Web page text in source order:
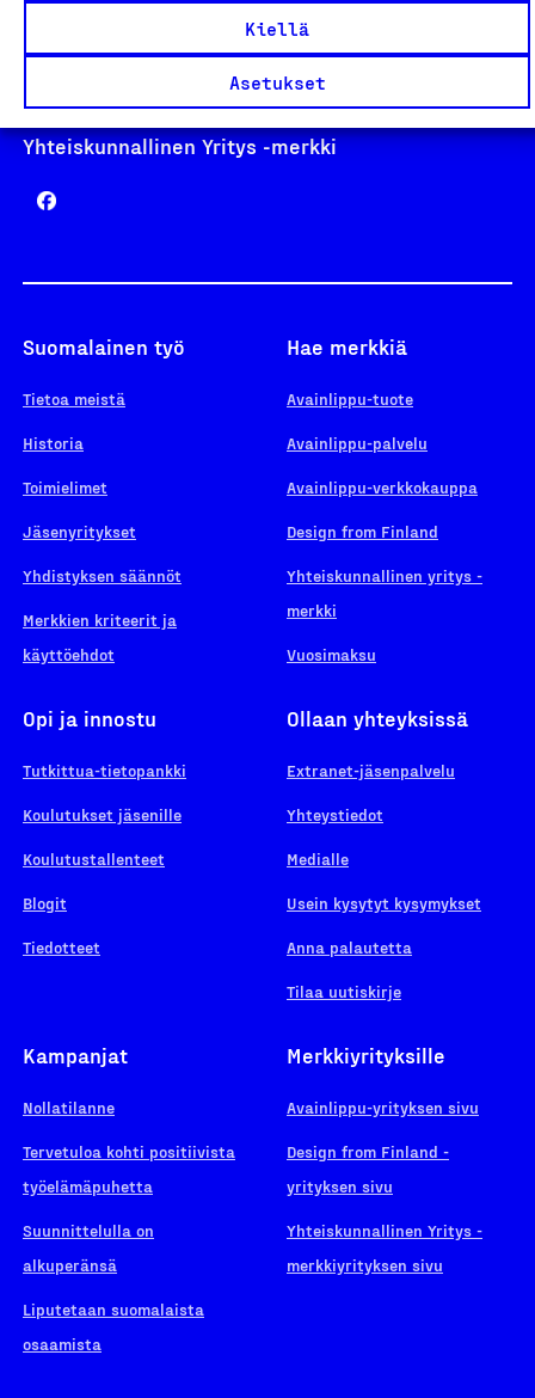
Kiellä
Asetukset
Yhteiskunnallinen Yritys -merkki
Suomalainen työ
Tietoa meistä
Historia
Toimielimet
Jäsenyritykset
Yhdistyksen säännöt
Merkkien kriteerit ja
käyttöehdot
Hae merkkiä
Avainlippu-tuote
Avainlippu-palvelu
Avainlippu-verkkokauppa
Design from Finland
Yhteiskunnallinen yritys -
merkki
Vuosimaksu
Opi ja innostu
Tutkittua-tietopankki
Koulutukset jäsenille
Koulutustallenteet
Blogit
Tiedotteet
Ollaan yhteyksissä
Extranet-jäsenpalvelu
Yhteystiedot
Medialle
Usein kysytyt kysymykset
Anna palautetta
Tilaa uutiskirje
Kampanjat
Nollatilanne
Tervetuloa kohti positiivista
työelämäpuhetta
Suunnittelulla on
alkuperänsä
Liputetaan suomalaista
osaamista
Merkkiyrityksille
Avainlippu-yrityksen sivu
Design from Finland -
yrityksen sivu
Yhteiskunnallinen Yritys -
merkkiyrityksen sivu